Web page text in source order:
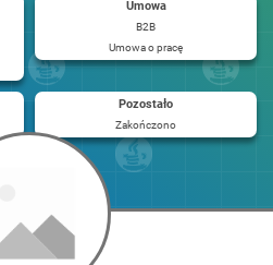
Umowa
B2B
Umowa o pracę
Pozostało
Zakończono